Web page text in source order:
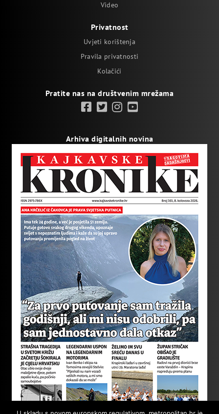
Video
Privatnost
Uvjeti korištenja
Pravila privatnosti
Kolačići
Pratite nas na društvenim mrežama
Arhiva digitalnih novina